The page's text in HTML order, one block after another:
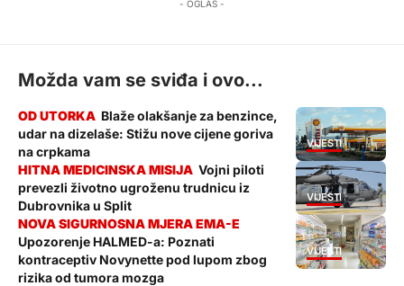
- OGLAS -
Možda vam se sviđa i ovo...
VIJESTI
Blaže olakšanje za benzince,
udar na dizelaše: Stižu nove cijene goriva
na crpkama
VIJESTI
Vojni piloti
prevezli životno ugroženu trudnicu iz
Dubrovnika u Split
VIJESTI
Upozorenje HALMED-a: Poznati
kontraceptiv Novynette pod lupom zbog
rizika od tumora mozga